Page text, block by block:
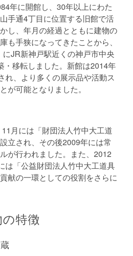
年に開館し、30年以上にわた
手通4丁目に位置する旧館で活
し、年月の経過とともに建物の
も手狭になってきたことから、
JR新神戸駅近くの神戸市中央
・移転しました。新館は2014年
れ、より多くの展示品や活動ス
が可能となりました。
月には「財団法人竹中大工道
立され、その後2009年には常
が行われました。また、2012
は「公益財団法人竹中大工道具
献の一環としての役割をさらに
特徴